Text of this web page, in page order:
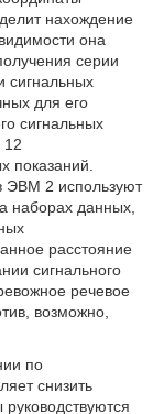
нахождение
она
серии
сигнальных
для его
сигнальных
12
показаний.
ЭВМ 2 используют
наборах данных,
расстояние
сигнального
речевое
возможно,
по
снизить